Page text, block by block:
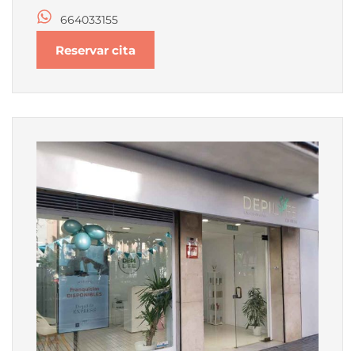
664033155
Reservar cita